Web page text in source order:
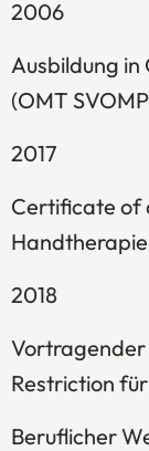
2006
Ausbildung
(OMT
2017
Certificate of
2018
Vortragender
Restriction
Beruflicher